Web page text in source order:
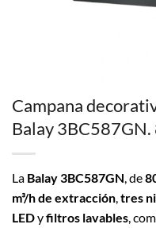
Campana
Balay
La Balay 3BC587GN, de
m³/h de extracción,tres
LEDyfiltros lavables,